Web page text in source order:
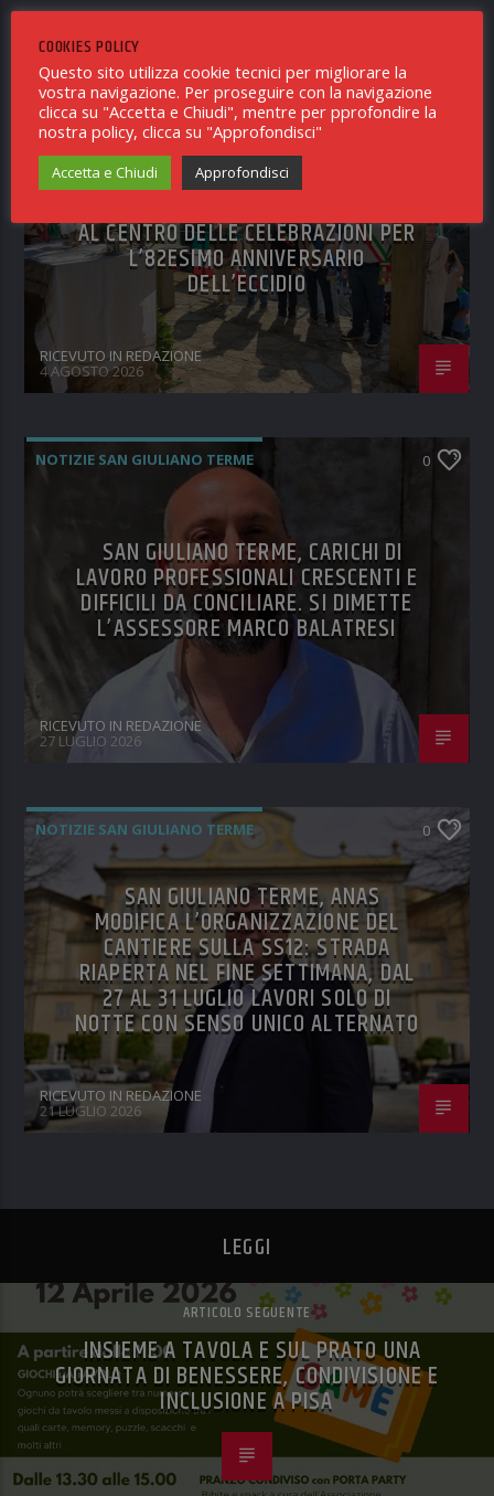
TI POTREBBE INTERESSARE ANCHE
NOTIZIE SAN GIULIANO TERME 0
CECCHELLI: “ALLA ROMAGNA LE
RADICI DELLA NOSTRA COSTITUZIONE”.
AL CENTRO DELLE CELEBRAZIONI PER
L’82ESIMO ANNIVERSARIO
DELL’ECCIDIO
RICEVUTO IN REDAZIONE
4 AGOSTO 2026
NOTIZIE SAN GIULIANO TERME 0
SAN GIULIANO TERME, CARICHI DI
LAVORO PROFESSIONALI CRESCENTI E
DIFFICILI DA CONCILIARE. SI DIMETTE
L’ASSESSORE MARCO BALATRESI
RICEVUTO IN REDAZIONE
27 LUGLIO 2026
NOTIZIE SAN GIULIANO TERME 0
SAN GIULIANO TERME, ANAS
MODIFICA L’ORGANIZZAZIONE DEL
CANTIERE SULLA SS12: STRADA
RIAPERTA NEL FINE SETTIMANA, DAL
27 AL 31 LUGLIO LAVORI SOLO DI
NOTTE CON SENSO UNICO ALTERNATO
RICEVUTO IN REDAZIONE
21 LUGLIO 2026
LEGGI
ARTICOLO SEGUENTE
INSIEME A TAVOLA E SUL PRATO UNA
GIORNATA DI BENESSERE, CONDIVISIONE E
INCLUSIONE A PISA
COOKIES POLICY
Questo sito utilizza cookie tecnici per migliorare la
vostra navigazione. Per proseguire con la navigazione
clicca su "Accetta e Chiudi", mentre per pprofondire la
nostra policy, clicca su "Approfondisci"
Accetta e Chiudi Approfondisci